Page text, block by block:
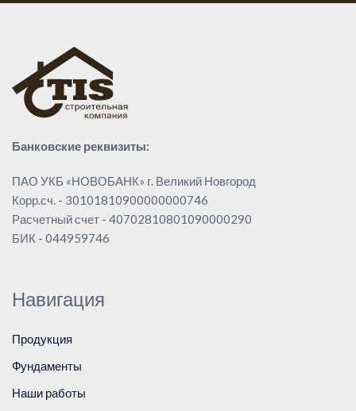
Банковские реквизиты:
ПАО УКБ «НОВОБАНК» г. Великий Новгород
Корр.сч. - 30101810900000000746
Расчетный счет - 40702810801090000290
БИК - 044959746
Навигация
Продукция
Фундаменты
Наши работы